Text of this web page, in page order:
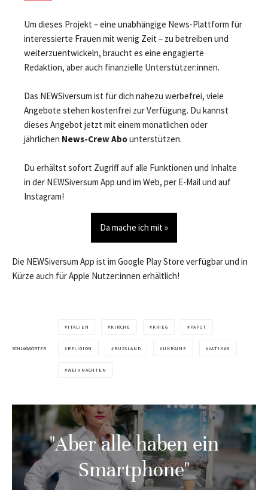
Um dieses Projekt – eine unabhängige News-Plattform für
interessierte Frauen mit wenig Zeit – zu betreiben und
weiterzuentwickeln, braucht es eine engagierte
Redaktion, aber auch finanzielle Unterstützer:innen.
Das NEWSiversum ist für dich nahezu werbefrei, viele
Angebote stehen kostenfrei zur Verfügung. Du kannst
dieses Angebot jetzt mit einem monatlichen oder
jährlichen News-Crew Abounterstützen.
Du erhältst sofort Zugriff auf alle Funktionen und Inhalte
in der NEWSiversum App und im Web, per E-Mail und auf
Instagram!
Da mache ich mit »
Die NEWSiversum App ist im Google Play Store verfügbar und in
Kürze auch für Apple Nutzer:innen erhältlich!
SCHLAGWÖRTER
ITALIEN KIRCHE KRIEG PAPST
RELIGION RUSSLAND UKRAINE VATIKAN
WEIHNACHTEN
"Aber alle haben ein
Smartphone"